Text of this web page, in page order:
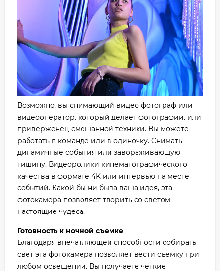
Возможно, вы снимающий видео фотограф или
видеооператор, который делает фотографии, или
приверженец смешанной техники. Вы можете
работать в команде или в одиночку. Снимать
динамичные события или завораживающую
тишину. Видеоролики кинематографического
качества в формате 4K или интервью на месте
событий. Какой бы ни была ваша идея, эта
фотокамера позволяет творить со светом
настоящие чудеса.
Готовность к ночной съемке
Благодаря впечатляющей способности собирать
свет эта фотокамера позволяет вести съемку при
любом освещении. Вы получаете четкие